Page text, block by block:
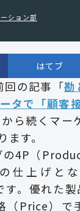
ション部
はてブ
回の記事「勘
タで「顧客
ら続くマー
ます。
の4P（
仕上げと
す。優れた
（Price）で